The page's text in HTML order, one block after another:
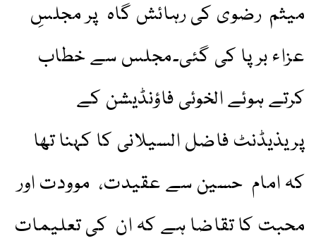
میثم رضوی کی رہائش گاہ پر مجلسِ
عزاء برپا کی گئی۔مجلس سے خطاب
کرتے ہوئے الخوئی فاؤنڈیشن کے
پریذیڈنٹ فاضل السیلانی کا کہنا تھا
کہ امام حسین سے عقیدت، موودت اور
محبت کا تقاضا ہے کہ ان کی تعلیمات